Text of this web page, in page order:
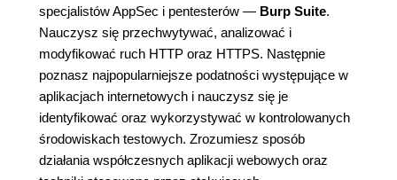
specjalistów AppSec i pentesterów — Burp Suite.
Nauczysz się przechwytywać, analizować i
modyfikować ruch HTTP oraz HTTPS. Następnie
poznasz najpopularniejsze podatności występujące w
aplikacjach internetowych i nauczysz się je
identyfikować oraz wykorzystywać w kontrolowanych
środowiskach testowych. Zrozumiesz sposób
działania współczesnych aplikacji webowych oraz